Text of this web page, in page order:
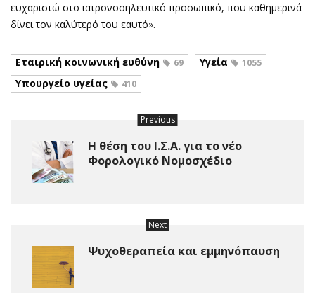
ευχαριστώ στο ιατρονοσηλευτικό προσωπικό, που καθημερινά
δίνει τον καλύτερό του εαυτό».
Εταιρική κοινωνική ευθύνη 69 Υγεία 1055
Υπουργείο υγείας 410
Previous
Η θέση του Ι.Σ.Α. για το νέο
Φορολογικό Νομοσχέδιο
Next
Ψυχοθεραπεία και εμμηνόπαυση